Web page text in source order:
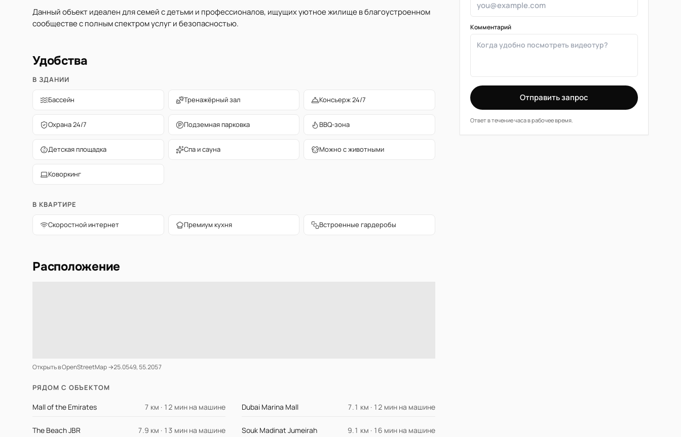
Данный объект идеален для семей с детьми и профессионалов, ищущих уютное жилище в благоустроенном
сообществе с полным спектром услуг и безопасностью.
Удобства
В ЗДАНИИ
Бассейн Тренажёрный зал Консьерж 24/7
Охрана 24/7 Подземная парковка BBQ-зона
Детская площадка Спа и сауна Можно с животными
Коворкинг
В КВАРТИРЕ
Скоростной интернет Премиум кухня Встроенные гардеробы
Расположение
Открыть в OpenStreetMap →25.0549, 55.2057
РЯДОМ С ОБЪЕКТОМ
Mall of the Emirates 7 км · 12 мин на машине Dubai Marina Mall 7.1 км · 12 мин на машине
The Beach JBR 7.9 км · 13 мин на машине Souk Madinat Jumeirah 9.1 км · 16 мин на машине
Комментарий
Отправить запрос
Ответ в течение часа в рабочее время.